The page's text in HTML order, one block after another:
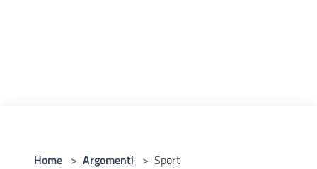
Home > Argomenti > Sport